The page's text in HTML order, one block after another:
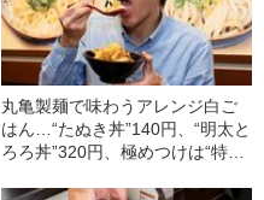
丸亀製麺で味わうアレンジ白ご
はん…“たぬき丼”140円、“明太と
ろろ丼”320円、極めつけは“特製